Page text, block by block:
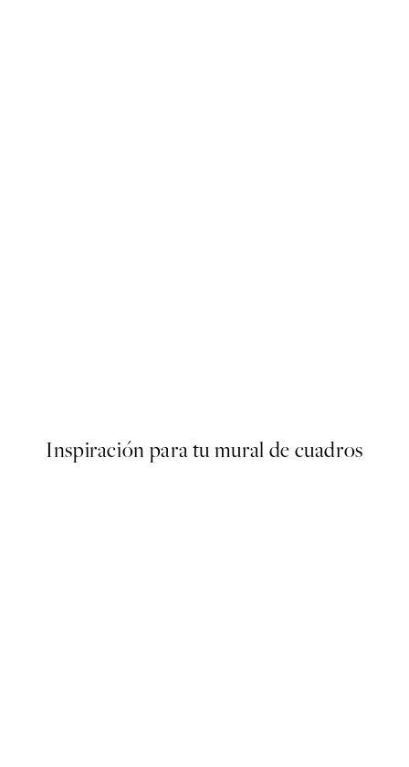
Inspiración para tu mural de cuadros